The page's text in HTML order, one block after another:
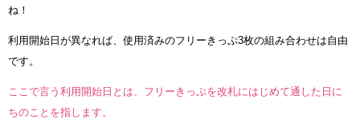
ね！
利用開始日が異なれば、使用済みのフリーきっぷ3枚の組み合わせは自由
です。
ここで言う利用開始日とは、フリーきっぷを改札にはじめて通した日に
ちのことを指します。